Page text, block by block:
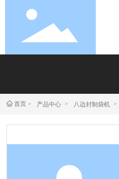
首页 产品中心 八边封制袋机